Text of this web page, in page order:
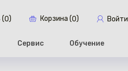
(0) Корзина (0) Войти
Сервис Обучение